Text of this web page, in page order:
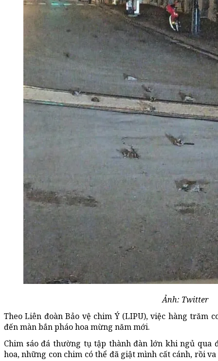
Ảnh: Twitter
Theo Liên đoàn Bảo vệ chim Ý (LIPU), việc hàng trăm
đến màn bắn pháo hoa mừng năm mới.
Chim sáo đá thường tụ tập thành đàn lớn khi ngủ qua
hoa, những con chim có thể đã giật mình cất cánh, rồi